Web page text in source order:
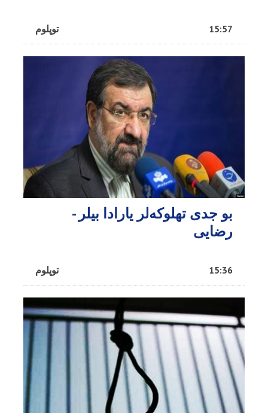
توپلوم 15:57
بو جدی تهلوکه‌لر یارادا بیلر -
رضایی
توپلوم 15:36